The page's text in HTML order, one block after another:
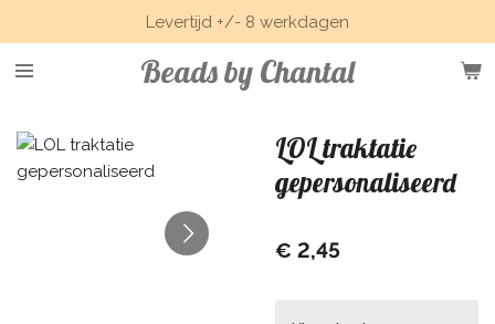
direct
naar
hoofdinhoud
Beads by Chantal
Levertijd +/- 8 werkdagen
LOL traktatie
gepersonaliseerd
€ 2,45